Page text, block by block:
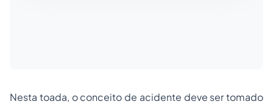
Nesta toada, o conceito de acidente deve ser tomado